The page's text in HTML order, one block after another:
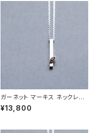
ガーネット マーキス ネックレス
シルバー925 1月誕生石 メンズ
ユニセックス
¥13,800